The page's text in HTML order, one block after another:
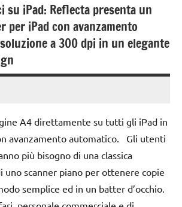
su iPad: Reflecta presenta un
per iPad con avanzamento
a 300 dpi in un elegante
A4 direttamente su tutti gli iPad in
avanzamento automatico. Gli utenti
più bisogno di una classica
uno scanner piano per ottenere copie
semplice ed in un batter d’occhio.